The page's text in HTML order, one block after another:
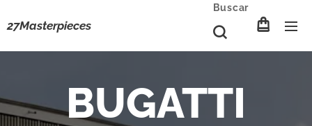
27Masterpieces
Buscar
BUGATTI